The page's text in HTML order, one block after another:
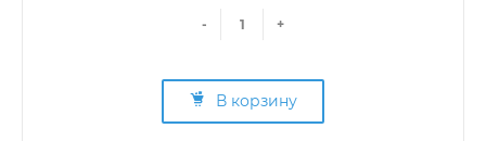
- +
В корзину